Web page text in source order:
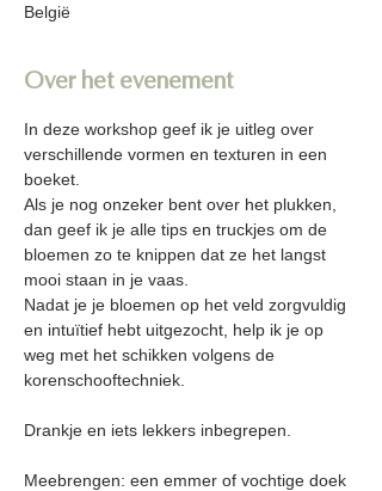
België
Over het evenement
In deze workshop geef ik je uitleg over
verschillende vormen en texturen in een
boeket.
Als je nog onzeker bent over het plukken,
dan geef ik je alle tips en truckjes om de
bloemen zo te knippen dat ze het langst
mooi staan in je vaas.
Nadat je je bloemen op het veld zorgvuldig
en intuïtief hebt uitgezocht, help ik je op
weg met het schikken volgens de
korenschooftechniek.
Drankje en iets lekkers inbegrepen.
Meebrengen: een emmer of vochtige doek